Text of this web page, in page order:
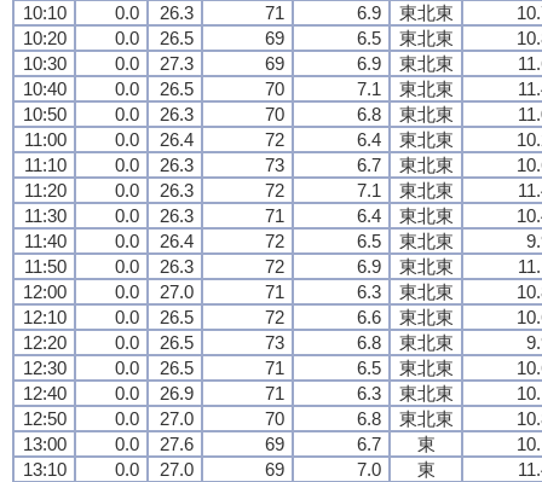
10:10
0.0 26.3 71 6.9 東北東
10:20
0.0 26.5 69 6.5 東北東
10:30
0.0 27.3 69 6.9 東北東
10:40
0.0 26.5 70 7.1 東北東
10:50
0.0 26.3 70 6.8 東北東
11:00
0.0 26.4 72 6.4 東北東
11:10
0.0 26.3 73 6.7 東北東
11:20
0.0 26.3 72 7.1 東北東
11:30
0.0 26.3 71 6.4 東北東
11:40
0.0 26.4 72 6.5 東北東
11:50
0.0 26.3 72 6.9 東北東
12:00
0.0 27.0 71 6.3 東北東
12:10
0.0 26.5 72 6.6 東北東
12:20
0.0 26.5 73 6.8 東北東
12:30
0.0 26.5 71 6.5 東北東
12:40
0.0 26.9 71 6.3 東北東
12:50
0.0 27.0 70 6.8 東北東
13:00
0.0 27.6 69 6.7 東
13:10
0.0 27.0 69 7.0 東